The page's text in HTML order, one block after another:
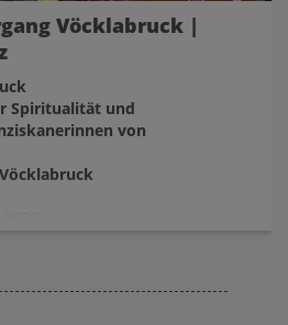
Vöcklabruck |
Spiritualität und
von
2026
2027
2027